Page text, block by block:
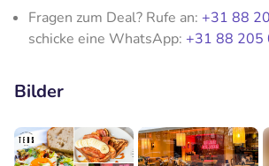
Fragen zum Deal? Rufe an: +31 88
schicke eine WhatsApp: +31 88 205
Bilder